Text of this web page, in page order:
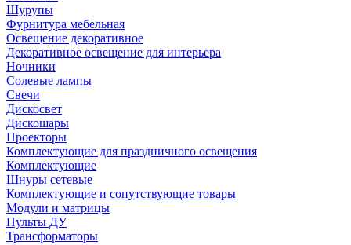
Шурупы
Фурнитура мебельная
Освещение декоративное
Декоративное освещение для интерьера
Ночники
Солевые лампы
Свечи
Дискосвет
Дискошары
Проекторы
Комплектующие для праздничного освещения
Комплектующие
Шнуры сетевые
Комплектующие и сопутствующие товары
Модули и матрицы
Пульты ДУ
Трансформаторы